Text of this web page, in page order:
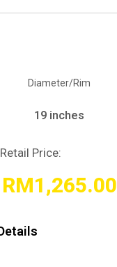
Diameter/Rim
19 inches
Price:
RM1,265.00